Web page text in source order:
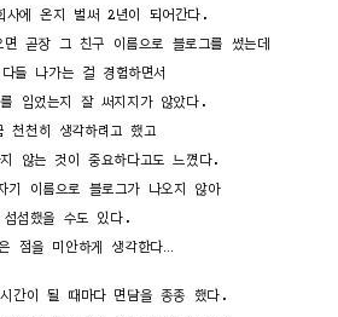
사에 온지 벌써 2년이 되어간다.
곧장 그 친구 이름으로 블로그를 썼는데
들 나가는 걸 경험하면서
를 입었는지 잘 써지지가 않았다.
천천히 생각하려고 했고
않는 것이 중요하다고도 느꼈다.
기 이름으로 블로그가 나오지 않아
섭섭했을 수도 있다.
점을 미안하게 생각한다…
간이 될 때마다 면담을 종종 했다.